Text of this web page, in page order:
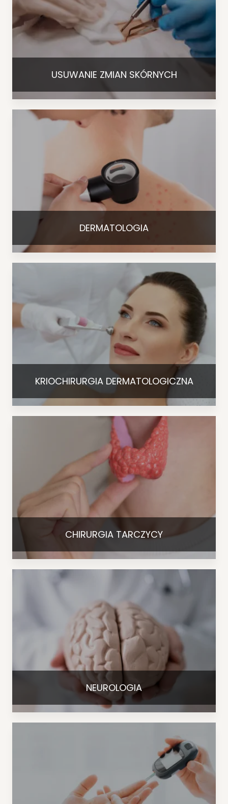
USUWANIE ZMIAN SKÓRNYCH
DERMATOLOGIA
KRIOCHIRURGIA DERMATOLOGICZNA
CHIRURGIA TARCZYCY
NEUROLOGIA